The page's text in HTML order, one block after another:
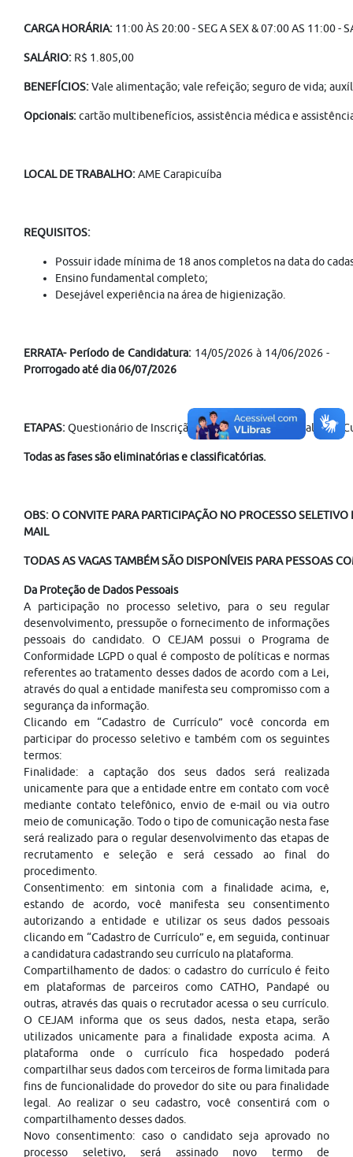
CARGA HORÁRIA: 11:00 ÀS 20:00 - SEG A SEX & 07:00 AS 11:00 -
SALÁRIO: R$ 1.805,00
BENEFÍCIOS:Vale alimentação; vale refeição; seguro de vida;
Opcionais:cartão multibenefícios, assistência médica e
LOCAL DE TRABALHO:AME Carapicuíba
REQUISITOS:
Possuir idade mínima de 18 anos completos na data do
Ensino fundamental completo;
Desejável experiência na área de higienização.
ERRATA- Período de Candidatura: 14/05/2026 à 14/06/2026 -
Prorrogado até dia 06/07/2026
ETAPAS:Questionário de Inscrição, Avaliação Técnica, Avaliação
Todas as fases são eliminatórias e classificatórias.
OBS: O CONVITE PARA PARTICIPAÇÃO NO PROCESSO SELETIVO
MAIL
TODAS AS VAGAS TAMBÉM SÃO DISPONÍVEIS PARA PESSOAS
Da Proteção de Dados Pessoais
A participação no processo seletivo, para o seu regular
desenvolvimento, pressupõe o fornecimento de informações
pessoais do candidato. O CEJAM possui o Programa de
Conformidade LGPD o qual é composto de políticas e normas
referentes ao tratamento desses dados de acordo com a Lei,
através do qual a entidade manifesta seu compromisso com a
segurança da informação.
Clicando em “Cadastro de Currículo” você concorda em
participar do processo seletivo e também com os seguintes
termos:
Finalidade: a captação dos seus dados será realizada
unicamente para que a entidade entre em contato com você
mediante contato telefônico, envio de e-mail ou via outro
meio de comunicação. Todo o tipo de comunicação nesta fase
será realizado para o regular desenvolvimento das etapas de
recrutamento e seleção e será cessado ao final do
procedimento.
Consentimento: em sintonia com a finalidade acima, e,
estando de acordo, você manifesta seu consentimento
autorizando a entidade e utilizar os seus dados pessoais
clicando em “Cadastro de Currículo” e, em seguida, continuar
a candidatura cadastrando seu currículo na plataforma.
Compartilhamento de dados: o cadastro do currículo é feito
em plataformas de parceiros como CATHO, Pandapé ou
outras, através das quais o recrutador acessa o seu currículo.
O CEJAM informa que os seus dados, nesta etapa, serão
utilizados unicamente para a finalidade exposta acima. A
plataforma onde o currículo fica hospedado poderá
compartilhar seus dados com terceiros de forma limitada para
fins de funcionalidade do provedor do site ou para finalidade
legal. Ao realizar o seu cadastro, você consentirá com o
compartilhamento desses dados.
Novo consentimento: caso o candidato seja aprovado no
processo seletivo, será assinado novo termo de